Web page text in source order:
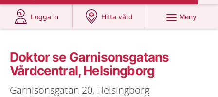
Logga in
på 1177.se
Hitta vård
på 1177.se
Meny
Doktor se Garnisonsgatans
Vårdcentral, Helsingborg
Garnisonsgatan 20, Helsingborg